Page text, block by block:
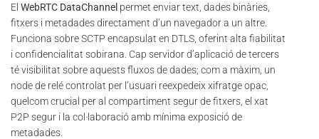
El WebRTC DataChannel permet enviar text, dades binàries,
fitxers i metadades directament d’un navegador a un altre.
Funciona sobre SCTP encapsulat en DTLS, oferint alta fiabilitat
i confidencialitat sobirana. Cap servidor d’aplicació de tercers
té visibilitat sobre aquests fluxos de dades; com a màxim, un
node de relé controlat per l’usuari reexpedeix xifratge opac,
quelcom crucial per al compartiment segur de fitxers, el xat
P2P segur i la col·laboració amb mínima exposició de
metadades.